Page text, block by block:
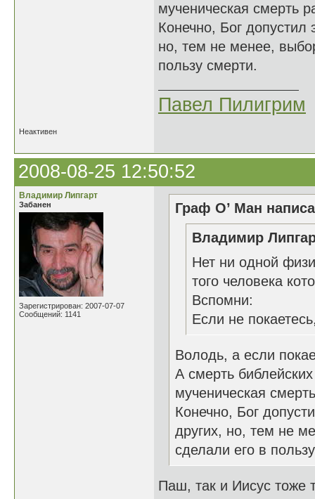
мученическая смерть
Конечно, Бог допустил
но, тем не менее,
пользу смерти.
Павел Пилигрим
Неактивен
2008-08-25 12:50:52
Владимир Липгарт
Забанен
Зарегистрирован: 2007-07-07
Сообщений: 1141
Граф О’ Ман
Владимир
Нет ни одной
того человека
Вспомни:
Если не
Володь, а если
А смерть
мученическая
Конечно, Бог
других, но, тем не
сделали его в
Паш, так и Иисус тоже